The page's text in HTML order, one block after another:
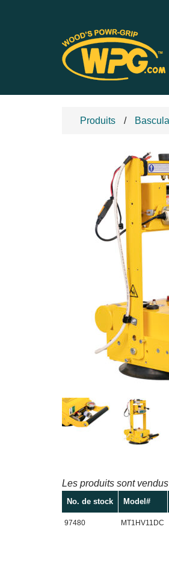
Produits
Les produits sont
No. de stock Model#
97480 MT1HV11DC